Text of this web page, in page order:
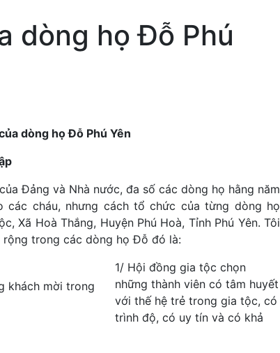
dòng họ Đỗ Phú
dòng họ Đỗ Phú Yên
Đảng và Nhà nước, đa số các dòng họ hằng năm
các cháu, nhưng cách tổ chức của từng dòng họ
Xã Hoà Thắng, Huyện Phú Hoà, Tỉnh Phú Yên. Tôi
trong các dòng họ Đỗ đó là:
khách mời trong
1/ Hội đồng gia tộc chọn
những thành viên có tâm huyết
với thế hệ trẻ trong gia tộc, có
trình độ, có uy tín và có khả